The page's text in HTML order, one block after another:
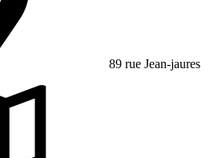
89 rue Jean-jaures